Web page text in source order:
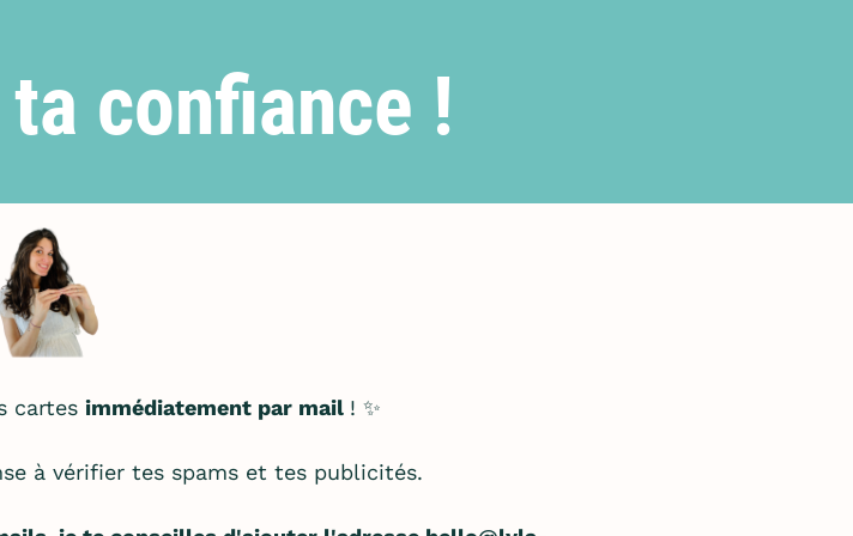
confiance !
cartes immédiatement par mail ! ✨
à vérifier tes spams et tes publicités.